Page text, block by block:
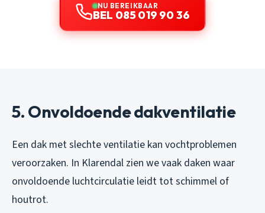
NU BEREIKBAAR
BEL 085 019 90 36
5. Onvoldoende dakventilatie
Een dak met slechte ventilatie kan vochtproblemen
veroorzaken. In Klarendal zien we vaak daken waar
onvoldoende luchtcirculatie leidt tot schimmel of
houtrot.